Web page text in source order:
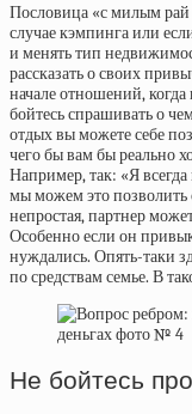
Пословица «с милым рай
случае кэмпинга или
и менять тип
рассказать о своих
начале отношений,
бойтесь спрашивать о
отдых вы можете себе
чего бы вам бы реально
Например, так: «Я
мы можем это позволить
непростая, партнер
Особенно если он
нуждались. Опять-таки
по средствам семье. В
Не бойтесь